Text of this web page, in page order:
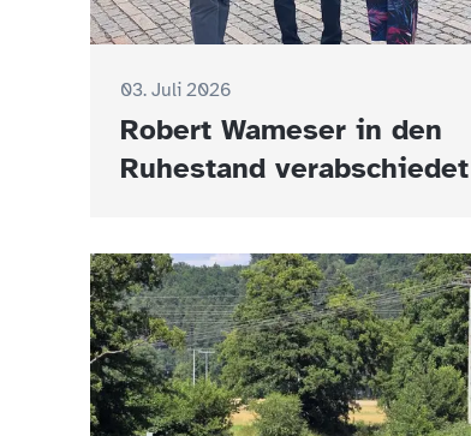
03. Juli 2026
Robert Wameser in den
Ruhestand verabschiedet